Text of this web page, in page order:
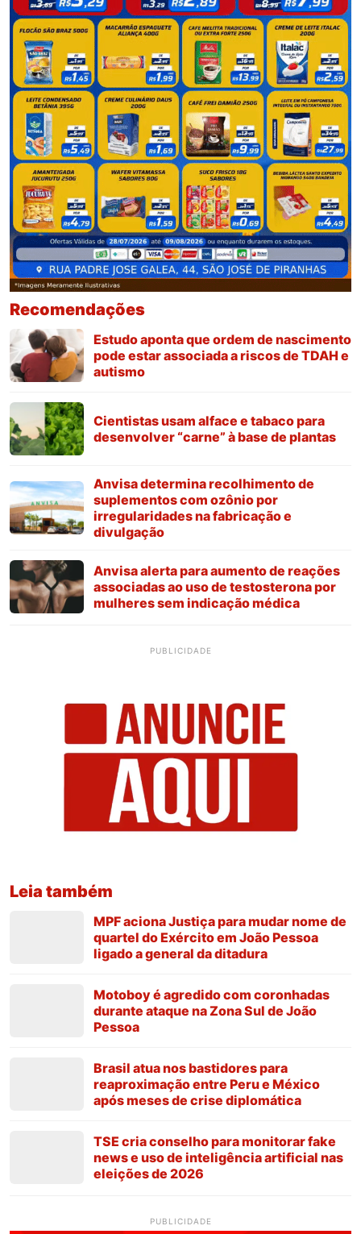
Recomendações
Estudo aponta que ordem de nascimento
pode estar associada a riscos de TDAH e
autismo
Cientistas usam alface e tabaco para
desenvolver “carne” à base de plantas
Anvisa determina recolhimento de
suplementos com ozônio por
irregularidades na fabricação e
divulgação
Anvisa alerta para aumento de reações
associadas ao uso de testosterona por
mulheres sem indicação médica
PUBLICIDADE
Leia também
MPF aciona Justiça para mudar nome de
quartel do Exército em João Pessoa
ligado a general da ditadura
Motoboy é agredido com coronhadas
durante ataque na Zona Sul de João
Pessoa
Brasil atua nos bastidores para
reaproximação entre Peru e México
após meses de crise diplomática
TSE cria conselho para monitorar fake
news e uso de inteligência artificial nas
eleições de 2026
PUBLICIDADE